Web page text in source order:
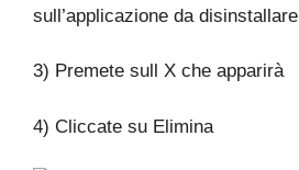
sull’applicazione da disinstallare
3) Premete sull X che apparirà
4) Cliccate su Elimina